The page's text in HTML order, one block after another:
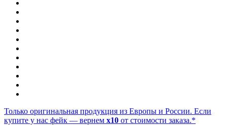
Только оригинальная продукция из Европы и России. Если
купите у нас фейк — вернем x10 от стоимости заказа.*